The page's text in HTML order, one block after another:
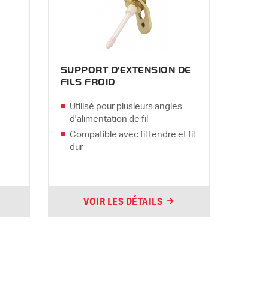
SUPPORT D'EXTENSION DE
FILS FROID
Utilisé pour plusieurs angles
d'alimentation de fil
Compatible avec fil tendre et fil
dur
VOIR LES DÉTAILS